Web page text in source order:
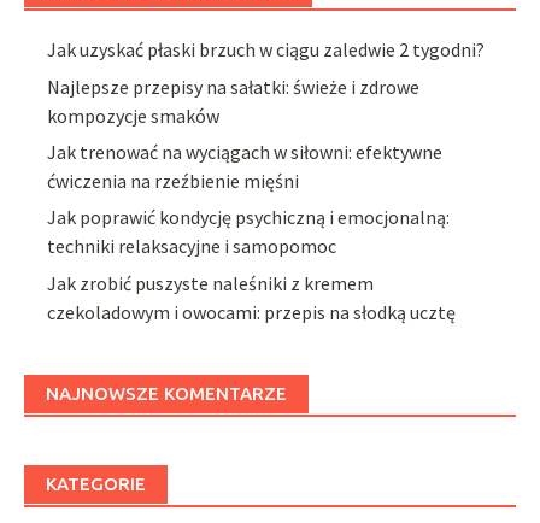
Jak uzyskać płaski brzuch w ciągu zaledwie 2 tygodni?
Najlepsze przepisy na sałatki: świeże i zdrowe
kompozycje smaków
Jak trenować na wyciągach w siłowni: efektywne
ćwiczenia na rzeźbienie mięśni
Jak poprawić kondycję psychiczną i emocjonalną:
techniki relaksacyjne i samopomoc
Jak zrobić puszyste naleśniki z kremem
czekoladowym i owocami: przepis na słodką ucztę
NAJNOWSZE KOMENTARZE
KATEGORIE